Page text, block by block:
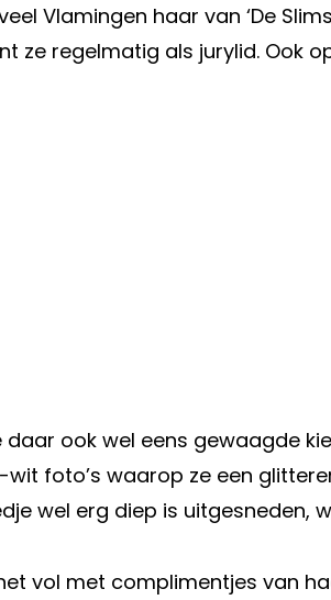
veel Vlamingen haar van ‘De
ze regelmatig als jurylid. Ook
ook wel eens gewaagde
foto’s waarop ze een
wel erg diep is uitgesneden,
vol met complimentjes van